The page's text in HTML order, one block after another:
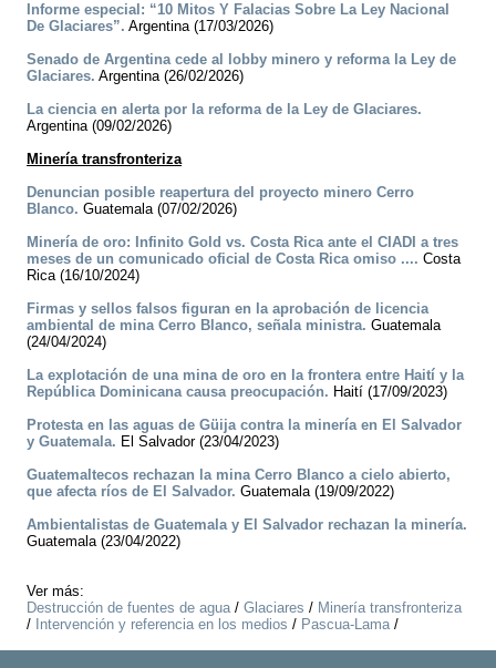
Informe especial: “10 Mitos Y Falacias Sobre La Ley Nacional
De Glaciares”. Argentina (17/03/2026)
Senado de Argentina cede al lobby minero y reforma la Ley de
Glaciares. Argentina (26/02/2026)
La ciencia en alerta por la reforma de la Ley de Glaciares.
Argentina (09/02/2026)
Minería transfronteriza
Denuncian posible reapertura del proyecto minero Cerro
Blanco. Guatemala (07/02/2026)
Minería de oro: Infinito Gold vs. Costa Rica ante el CIADI a tres
meses de un comunicado oficial de Costa Rica omiso .... Costa
Rica (16/10/2024)
Firmas y sellos falsos figuran en la aprobación de licencia
ambiental de mina Cerro Blanco, señala ministra. Guatemala
(24/04/2024)
La explotación de una mina de oro en la frontera entre Haití y la
República Dominicana causa preocupación. Haití (17/09/2023)
Protesta en las aguas de Güija contra la minería en El Salvador
y Guatemala. El Salvador (23/04/2023)
Guatemaltecos rechazan la mina Cerro Blanco a cielo abierto,
que afecta ríos de El Salvador. Guatemala (19/09/2022)
Ambientalistas de Guatemala y El Salvador rechazan la minería.
Guatemala (23/04/2022)
Ver más:
Destrucción de fuentes de agua/ Glaciares / Minería transfronteriza
/ Intervención y referencia en los medios / Pascua-Lama/